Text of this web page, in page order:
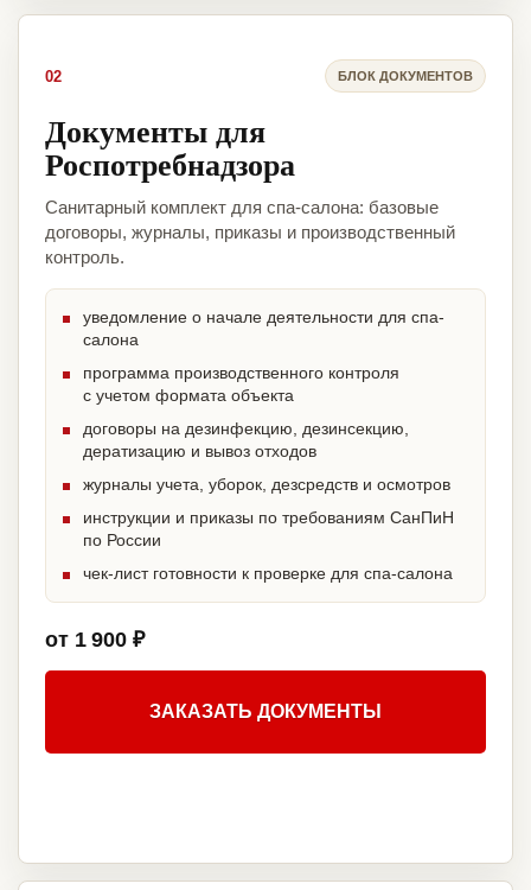
02 БЛОК ДОКУМЕНТОВ
Документы для
Роспотребнадзора
Санитарный комплект для спа-салона: базовые
договоры, журналы, приказы и производственный
контроль.
уведомление о начале деятельности для спа-
салона
программа производственного контроля
с учетом формата объекта
договоры на дезинфекцию, дезинсекцию,
дератизацию и вывоз отходов
журналы учета, уборок, дезсредств и осмотров
инструкции и приказы по требованиям СанПиН
по России
чек-лист готовности к проверке для спа-салона
от 1 900 ₽
ЗАКАЗАТЬ ДОКУМЕНТЫ